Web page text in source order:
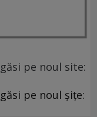
pe noul site:
pe noul șițe: